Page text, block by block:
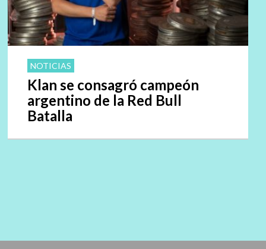
NOTICIAS
Klan se consagró campeón
argentino de la Red Bull
Batalla